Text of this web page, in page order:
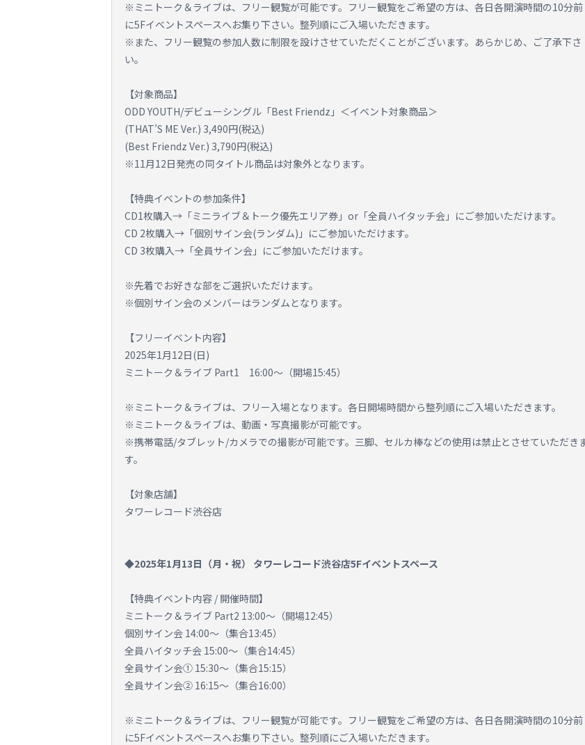
※ミニトーク＆ライブは、フリー観覧が可能です。フリー観覧をご希望の方は、各日各開演時間の10分前
に5Fイベントスペースへお集り下さい。整列順にご入場いただきます。
※また、フリー観覧の参加人数に制限を設けさせていただくことがございます。あらかじめ、ご了承下さ
い。
【対象商品】
ODD YOUTH/デビューシングル「Best Friendz」＜イベント対象商品＞
(THAT’S ME Ver.) 3,490円(税込)
(Best Friendz Ver.) 3,790円(税込)
※11月12日発売の同タイトル商品は対象外となります。
【特典イベントの参加条件】
CD1枚購入→「ミニライブ＆トーク優先エリア券」or「全員ハイタッチ会」にご参加いただけます。
CD 2枚購入→「個別サイン会(ランダム)」にご参加いただけます。
CD 3枚購入→「全員サイン会」にご参加いただけます。
※先着でお好きな部をご選択いただけます。
※個別サイン会のメンバーはランダムとなります。
【フリーイベント内容】
2025年1月12日(日)
ミニトーク＆ライブ Part1 16:00～（開場15:45）
※ミニトーク＆ライブは、フリー入場となります。各日開場時間から整列順にご入場いただきます。
※ミニトーク＆ライブは、動画・写真撮影が可能です。
※携帯電話/タブレット/カメラでの撮影が可能です。三脚、セルカ棒などの使用は禁止とさせていただき
す。
【対象店舗】
タワーレコード渋谷店
◆2025年1月13日（月・祝） タワーレコード渋谷店5Fイベントスペース
【特典イベント内容 / 開催時間】
ミニトーク＆ライブ Part2 13:00～（開場12:45）
個別サイン会 14:00～（集合13:45）
全員ハイタッチ会 15:00～（集合14:45）
全員サイン会① 15:30～（集合15:15）
全員サイン会② 16:15～（集合16:00）
※ミニトーク＆ライブは、フリー観覧が可能です。フリー観覧をご希望の方は、各日各開演時間の10分前
に5Fイベントスペースへお集り下さい。整列順にご入場いただきます。